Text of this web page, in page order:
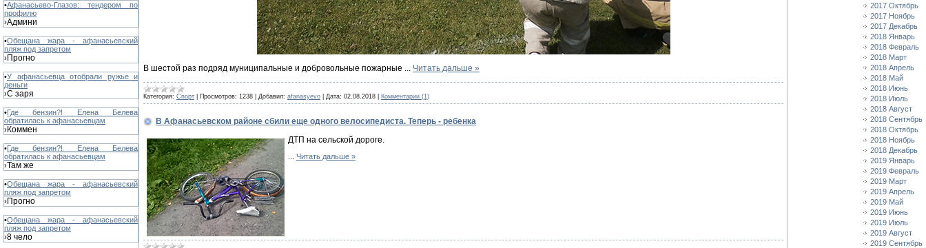
•Афанасьево-Глазов: тендером по
профилю
›Админи
•Обещана жара - афанасьевский
пляж под запретом
›Прогно
•У афанасьевца отобрали ружье и
деньги
›С заря
•Где бензин?! Елена Белева
обратилась к афанасьевцам
›Коммен
•Где бензин?! Елена Белева
обратилась к афанасьевцам
›Там же
•Обещана жара - афанасьевский
пляж под запретом
›Прогно
•Обещана жара - афанасьевский
пляж под запретом
›8 чело
В шестой раз подряд муниципальные и добровольные пожарные Читать дальше »
Категория: Спорт Просмотров: 1238 Добавил: afanasyevo Дата: 02.08.2018 Комментарии (1)
В Афанасьевском районе сбили еще одного велосипедиста. Теперь - ребенка
ДТП на сельской дороге.
Читать дальше »
2017 Октябрь
2017 Ноябрь
2017 Декабрь
2018 Январь
2018 Февраль
2018 Март
2018 Апрель
2018 Май
2018 Июнь
2018 Июль
2018 Август
2018 Сентябрь
2018 Октябрь
2018 Ноябрь
2018 Декабрь
2019 Январь
2019 Февраль
2019 Март
2019 Апрель
2019 Май
2019 Июнь
2019 Июль
2019 Август
2019 Сентябрь